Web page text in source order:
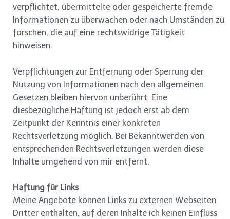
verpflichtet, übermittelte oder gespeicherte fremde
Informationen zu überwachen oder nach Umständen zu
forschen, die auf eine rechtswidrige Tätigkeit
hinweisen.
Verpflichtungen zur Entfernung oder Sperrung der
Nutzung von Informationen nach den allgemeinen
Gesetzen bleiben hiervon unberührt. Eine
diesbezügliche Haftung ist jedoch erst ab dem
Zeitpunkt der Kenntnis einer konkreten
Rechtsverletzung möglich. Bei Bekanntwerden von
entsprechenden Rechtsverletzungen werden diese
Inhalte umgehend von mir entfernt.
Haftung für Links
Meine Angebote können Links zu externen Webseiten
Dritter enthalten, auf deren Inhalte ich keinen Einfluss